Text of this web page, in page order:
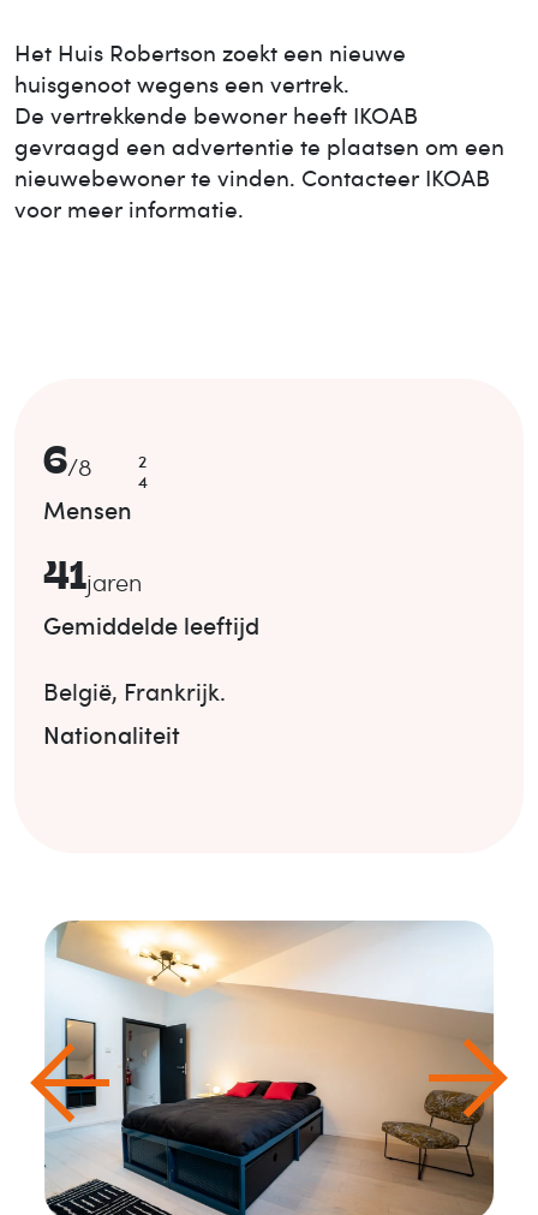
Het Huis Robertson zoekt een nieuwe
huisgenoot wegens een vertrek.
De vertrekkende bewoner heeft IKOAB
gevraagd een advertentie te plaatsen om een
nieuwebewoner te vinden. Contacteer IKOAB
voor meer informatie.
6/8
2
4
Mensen
41jaren
Gemiddelde leeftijd
België, Frankrijk.
Nationaliteit